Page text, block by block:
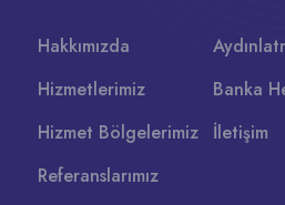
Hakkımızda
Hizmetlerimiz
Hizmet Bölgelerimiz
Referanslarımız
Banka
İletişim